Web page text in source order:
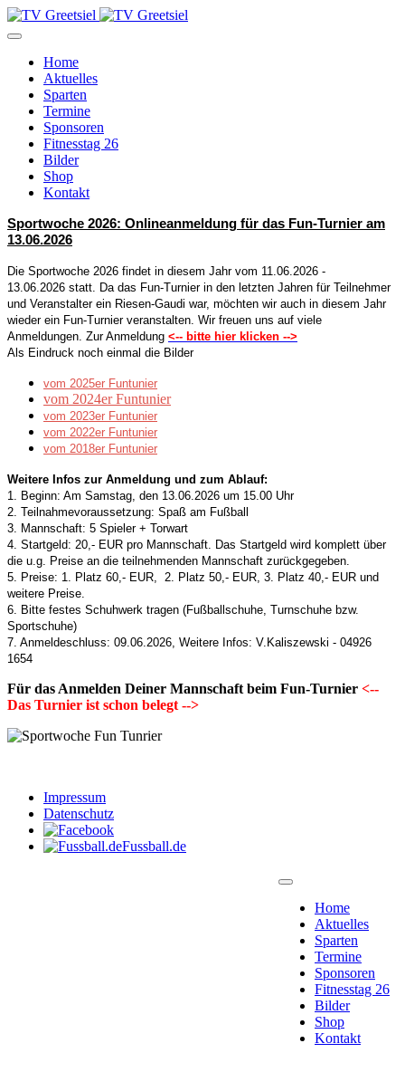
Home
Aktuelles
Sparten
Termine
Sponsoren
Fitnesstag 26
Bilder
Shop
Kontakt
Sportwoche 2026: Onlineanmeldung für das Fun-Turnier am
13.06.2026
Die Sportwoche 2026 findet in diesem Jahr vom 11.06.2026 -
13.06.2026 statt. Da das Fun-Turnier in den letzten Jahren für Teilnehmer
und Veranstalter ein Riesen-Gaudi war, möchten wir auch in diesem Jahr
wieder ein Fun-Turnier veranstalten. Wir freuen uns auf viele
Anmeldungen. Zur Anmeldung <-- bitte hier klicken -->
Als Eindruck noch einmal die Bilder
vom 2025er Funtunier
vom 2024er Funtunier
vom 2023er Funtunier
vom 2022er Funtunier
vom 2018er Funtunier
Weitere Infos zur Anmeldung und zum Ablauf:
1. Beginn: Am Samstag, den 13.06.2026 um 15.00 Uhr
2. Teilnahmevoraussetzung: Spaß am Fußball
3. Mannschaft: 5 Spieler + Torwart
4. Startgeld: 20,- EUR pro Mannschaft. Das Startgeld wird komplett über
die u.g. Preise an die teilnehmenden Mannschaft zurückgegeben.
5. Preise: 1. Platz 60,- EUR, 2. Platz 50,- EUR, 3. Platz 40,- EUR und
weitere Preise.
6. Bitte festes Schuhwerk tragen (Fußballschuhe, Turnschuhe bzw.
Sportschuhe)
7. Anmeldeschluss: 09.06.2026, Weitere Infos: V.Kaliszewski - 04926
1654
Für das Anmelden Deiner Mannschaft beim Fun-Turnier <--
Das Turnier ist schon belegt -->
Impressum
Datenschutz
Fussball.de
Home
Aktuelles
Sparten
Termine
Sponsoren
Fitnesstag 26
Bilder
Shop
Kontakt